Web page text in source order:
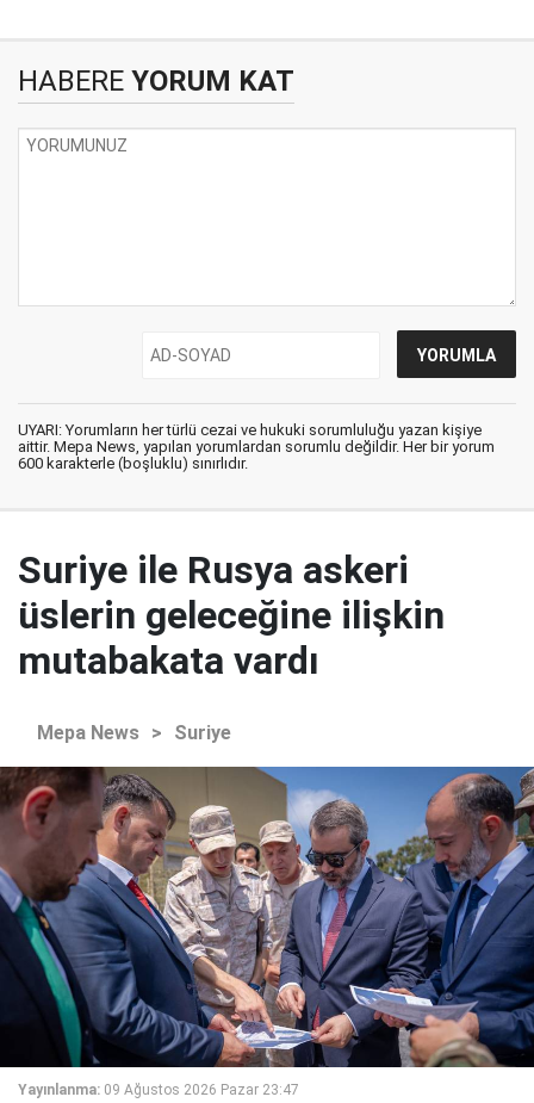
HABERE YORUM KAT
UYARI: Yorumların her türlü cezai ve hukuki sorumluluğu yazan kişiye
aittir. Mepa News, yapılan yorumlardan sorumlu değildir. Her bir yorum
600 karakterle (boşluklu) sınırlıdır.
Suriye ile Rusya askeri
üslerin geleceğine ilişkin
mutabakata vardı
Mepa News > Suriye
Yayınlanma: 09 Ağustos 2026 Pazar 23:47